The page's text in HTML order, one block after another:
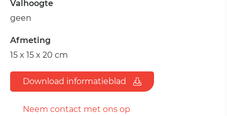
Valhoogte
geen
Afmeting
15 x 15 x 20 cm
Download informatieblad
Neem contact met ons op